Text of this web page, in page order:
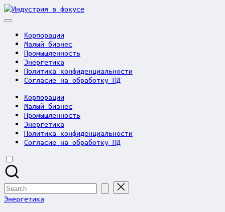
Skip
to
Индустрия
Корпорации
Малый бизнес
Промышленность
Энергетика
Политика конфиденциальности
Согласие на обработку ПД
Корпорации
Малый бизнес
Промышленность
Энергетика
Политика конфиденциальности
Согласие на обработку ПД
Search
for:
Posted
Энергетика